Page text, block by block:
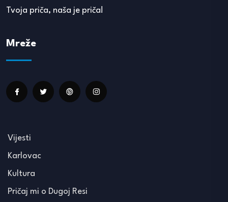
Tvoja priča, naša je priča!
Mreže
Vijesti
Karlovac
Kultura
Pričaj mi o Dugoj Resi